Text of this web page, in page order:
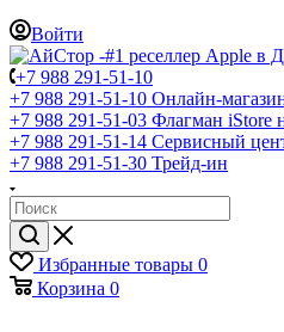
Войти
+7 988 291-51-10
+7 988 291-51-10 Онлайн-
+7 988 291-51-03 Флагман iStore
+7 988 291-51-14 Сервисный
+7 988 291-51-30 Трейд-ин
Избранные товары 0
Корзина 0